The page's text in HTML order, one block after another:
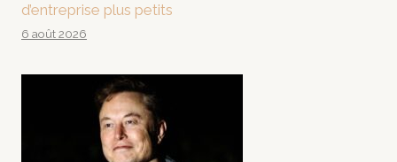
d’entreprise plus petits
6 août 2026